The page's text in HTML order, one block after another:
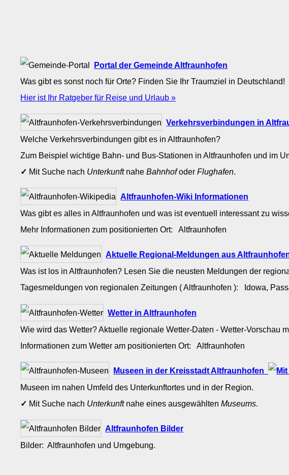
Portal der Gemeinde Altfraunhofen
Was gibt es sonst noch für Orte? Finden Sie Ihr Traumziel in Deutschland!
Hier ist Ihr Ratgeber für Reise und Urlaub »
Verkehrsverbindungen in
Welche Verkehrsverbindungen gibt es in Altfraunhofen?
Zum Beispiel wichtige Bahn- und Bus-Stationen in Altfraunhofen und im
✓ Mit Suche nach UnterkunftnaheBahnhofoderFlughafen.
Altfraunhofen-Wiki Informationen
Was gibt es alles in Altfraunhofen und was ist eventuell interessant zu
Mehr Informationen zum positionierten Ort: Altfraunhofen
Aktuelle Regional-Meldungen aus
Was ist los in Altfraunhofen? Lesen Sie die neusten Meldungen der
Tagesmeldungen von regionalen Zeitungen ( Altfraunhofen ): Idowa,
Wetter in Altfraunhofen
Wie wird das Wetter? Aktuelle regionale Wetter-Daten - Wetter-Vorschau
Informationen zum Wetter am positionierten Ort: Altfraunhofen
Museen in der Kreisstadt Altfraunhofen
Museen im nahen Umfeld des Unterkunftortes und in der Region.
✓ Mit Suche nach Unterkunftnahe eines ausgewähltenMuseums.
Altfraunhofen Bilder
Bilder: Altfraunhofen und Umgebung.